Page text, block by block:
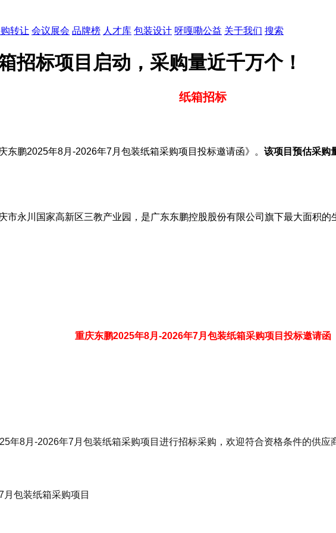
转让 会议展会 品牌榜 人才库 包装设计 呀嘎嘞公益 关于我们 搜索
招标项目启动，采购量近千万个！
纸箱招标
鹏2025年8月-2026年7月包装纸箱采购项目投标邀请函》。 该项目预估采购
市永川国家高新区三教产业园，是广东东鹏控股股份有限公司旗下最大面积
重庆东鹏2025年8月-2026年7月包装纸箱采购项目投标邀请函
年8月-2026年7月包装纸箱采购项目进行招标采购，欢迎符合资格条件的供应
包装纸箱采购项目